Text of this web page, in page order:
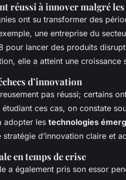
réussi à innover malgré
ont su transformer des
une entreprise du
pour lancer des produits
elle a atteint une
d’innovation
pas réussi; certains
étudiant ces cas, on constate
adopter les technologies
stratégie d’innovation claire et
en temps de crise
a également pris son essor